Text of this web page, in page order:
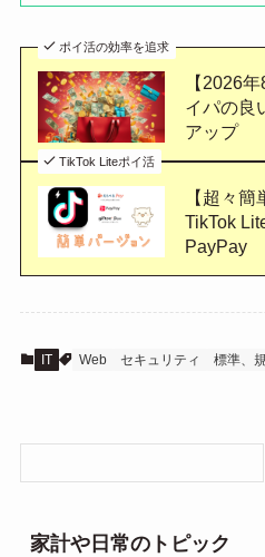
ポイ活の効率を追求
【2026
イパの良
アップ
TikTok Liteポイ活
【超々簡
TikTok
PayPay
IT Web セキュリティ 標準、
家計や日常のトピック